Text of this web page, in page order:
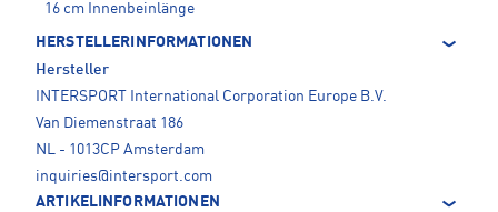
16 cm Innenbeinlänge
HERSTELLERINFORMATIONEN
Hersteller
INTERSPORT International Corporation Europe B.V.
Van Diemenstraat 186
NL - 1013CP Amsterdam
inquiries@intersport.com
ARTIKELINFORMATIONEN